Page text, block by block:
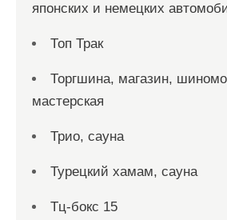
японских и немецких
Топ Трак
Торгшина, магазин,
мастерская
Трио, сауна
Турецкий хамам, сауна
Тц-бокс 15